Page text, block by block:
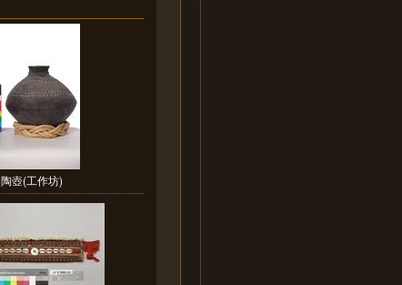
陶壺(工作坊)